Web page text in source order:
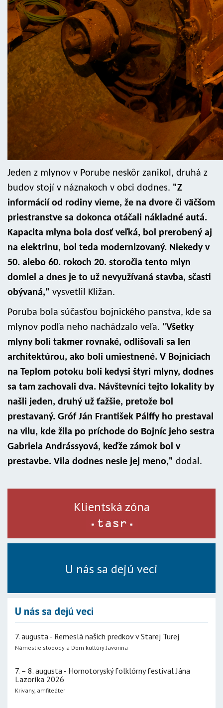
Jeden z mlynov v Porube neskôr zanikol, druhá z
budov stojí v náznakoch v obci dodnes. "Z
informácií od rodiny vieme, že na dvore či väčšom
priestranstve sa dokonca otáčali nákladné autá.
Kapacita mlyna bola dosť veľká, bol prerobený aj
na elektrinu, bol teda modernizovaný. Niekedy v
50. alebo 60. rokoch 20. storočia tento mlyn
domlel a dnes je to už nevyužívaná stavba, sčasti
obývaná," vysvetlil Kližan.
Poruba bola súčasťou bojnického panstva, kde sa
mlynov podľa neho nachádzalo veľa. "Všetky
mlyny boli takmer rovnaké, odlišovali sa len
architektúrou, ako boli umiestnené. V Bojniciach
na Teplom potoku boli kedysi štyri mlyny, dodnes
sa tam zachovali dva. Návštevníci tejto lokality by
našli jeden, druhý už ťažšie, pretože bol
prestavaný. Gróf Ján František Pálffy ho prestaval
na vilu, kde žila po príchode do Bojníc jeho sestra
Gabriela Andrássyová, keďže zámok bol v
prestavbe. Vila dodnes nesie jej meno," dodal.
Klientská zóna
U nás sa dejú veci
U nás sa dejú veci
7. augusta - Remeslá našich predkov v Starej Turej
Námestie slobody a Dom kultúry Javorina
7. – 8. augusta - Hornotoryský folklórny festival Jána
Lazoríka 2026
Krivany, amfiteáter